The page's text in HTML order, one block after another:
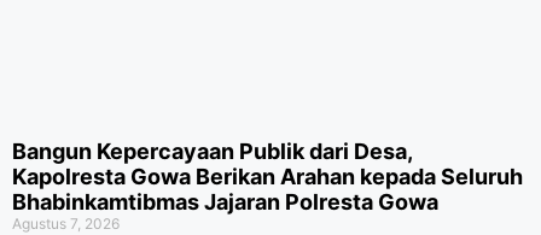
Bangun Kepercayaan Publik dari Desa,
Kapolresta Gowa Berikan Arahan kepada Seluruh
Bhabinkamtibmas Jajaran Polresta Gowa
Agustus 7, 2026